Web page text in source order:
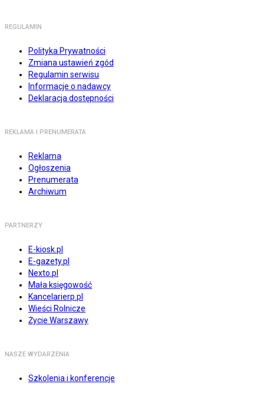
REGULAMIN
Polityka Prywatności
Zmiana ustawień zgód
Regulamin serwisu
Informacje o nadawcy
Deklaracja dostępności
REKLAMA I PRENUMERATA
Reklama
Ogłoszenia
Prenumerata
Archiwum
PARTNERZY
E-kiosk.pl
E-gazety.pl
Nexto.pl
Mała księgowość
Kancelarierp.pl
Wieści Rolnicze
Życie Warszawy
NASZE WYDARZENIA
Szkolenia i konferencje